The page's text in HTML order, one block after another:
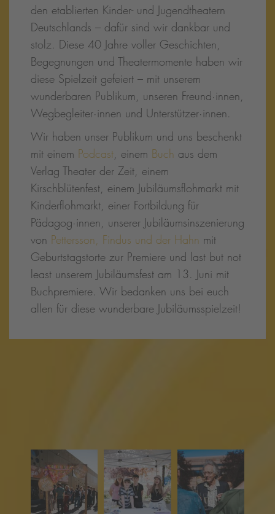
den etablierten Kinder- und Jugendtheatern
Deutschlands – dafür sind wir dankbar und
stolz. Diese 40 Jahre voller Geschichten,
Begegnungen und Theatermomente haben wir
diese Spielzeit gefeiert – mit unserem
wunderbaren Publikum, unseren Freund·innen,
Wegbegleiter·innen und Unterstützer·innen.
Wir haben unser Publikum und uns beschenkt
mit einem Podcast , einem Buch aus dem
Verlag Theater der Zeit, einem
Kirschblütenfest, einem Jubiläumsflohmarkt mit
Kinderflohmarkt, einer Fortbildung für
Pädagog·innen, unserer Jubiläumsinszenierung
von Pettersson, Findus und der Hahn mit
Geburtstagstorte zur Premiere und last but not
least unserem Jubiläumsfest am 13. Juni mit
Buchpremiere. Wir bedanken uns bei euch
allen für diese wunderbare Jubiläumsspielzeit!